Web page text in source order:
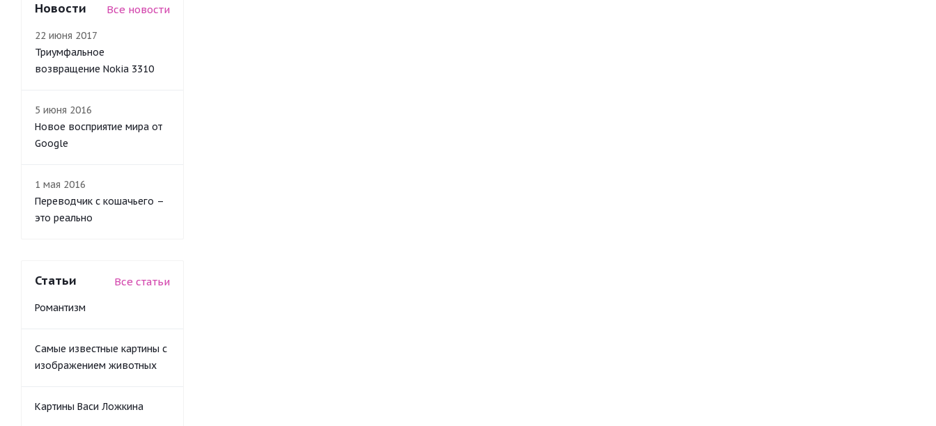
Новости Все новости
22 июня 2017
Триумфальное
возвращение Nokia 3310
5 июня 2016
Новое восприятие мира от
Google
1 мая 2016
Переводчик с кошачьего –
это реально
Статьи Все статьи
Романтизм
Самые известные картины с
изображением животных
Картины Васи Ложкина